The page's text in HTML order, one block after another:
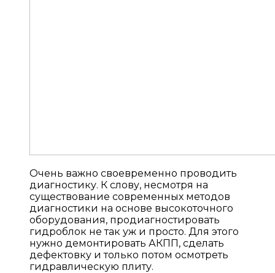
Очень важно своевременно проводить
диагностику. К слову, несмотря на
существование современных методов
диагностики на основе высокоточного
оборудования, продиагностировать
гидроблок не так уж и просто. Для этого
нужно демонтировать АКПП, сделать
дефектовку и только потом осмотреть
гидравлическую плиту.